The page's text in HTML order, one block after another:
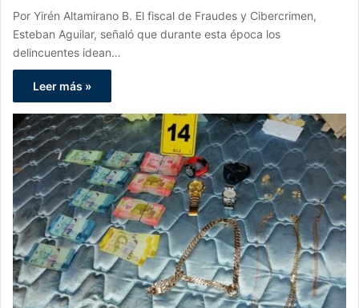
Por Yirén Altamirano B. El fiscal de Fraudes y Cibercrimen,
Esteban Aguilar, señaló que durante esta época los
delincuentes idean…
Leer más »